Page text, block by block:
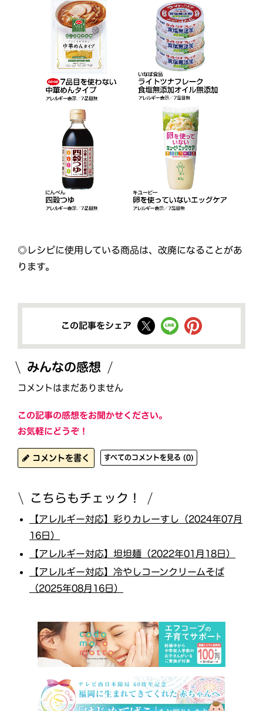
◎レシピに使用している商品は、改廃になることがあ
ります。
この記事をシェア
みんなの感想
コメントはまだありません
この記事の感想をお聞かせください。
お気軽にどうぞ！
コメントを書く すべてのコメントを見る (0)
こちらもチェック！
【アレルギー対応】彩りカレーすし（2024年07月
16日）
【アレルギー対応】坦坦麺（2022年01月18日）
【アレルギー対応】冷やしコーンクリームそば
（2025年08月16日）